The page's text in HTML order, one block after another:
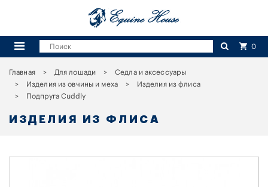
0
Главная Для лошади
Седла и аксессуары
Изделия из овчины и меха
Изделия из флиса
Подпруга Cuddly
ИЗДЕЛИЯ ИЗ ФЛИСА